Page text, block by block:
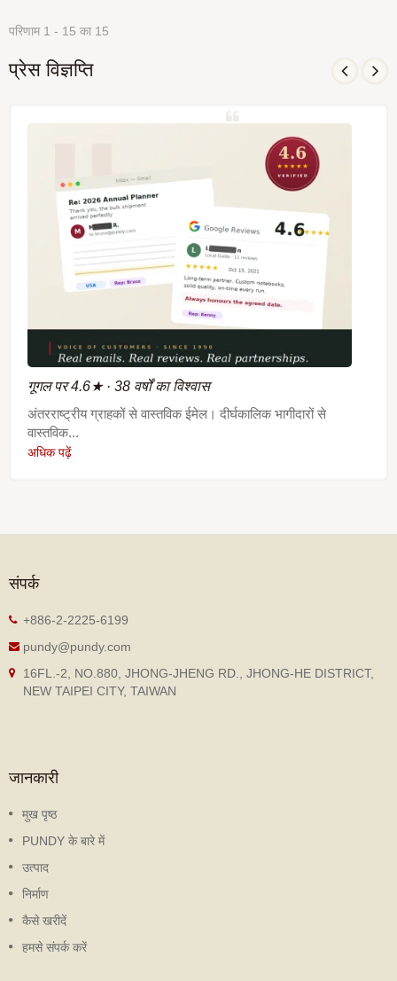
परिणाम 1 - 15 का 15
प्रेस विज्ञप्ति
गूगल पर 4.6★ · 38 वर्षों का विश्वास
अंतरराष्ट्रीय ग्राहकों से वास्तविक ईमेल। दीर्घकालिक भागीदारों से
वास्तविक...
अधिक पढ़ें
संपर्क
+886-2-2225-6199
pundy@pundy.com
16FL.-2, NO.880, JHONG-JHENG RD., JHONG-HE DISTRICT,
NEW TAIPEI CITY, TAIWAN
जानकारी
मुख पृष्ठ
PUNDY के बारे में
उत्पाद
निर्माण
कैसे खरीदें
हमसे संपर्क करें